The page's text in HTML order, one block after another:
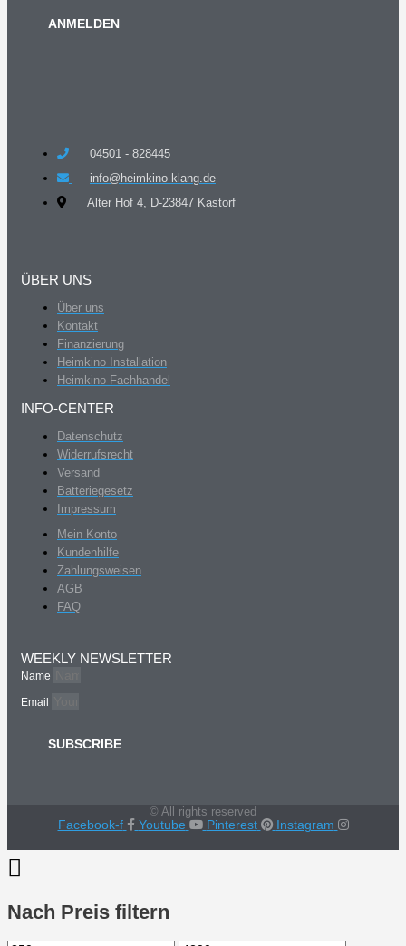
ANMELDEN
04501 - 828445
info@heimkino-klang.de
Alter Hof 4, D-23847 Kastorf
ÜBER UNS
Über uns
Kontakt
Finanzierung
Heimkino Installation
Heimkino Fachhandel
INFO-CENTER
Datenschutz
Widerrufsrecht
Versand
Batteriegesetz
Impressum
Mein Konto
Kundenhilfe
Zahlungsweisen
AGB
FAQ
WEEKLY NEWSLETTER
Name
Email
SUBSCRIBE
© All rights reserved
Facebook-f
Youtube Pinterest Instagram
Nach Preis filtern